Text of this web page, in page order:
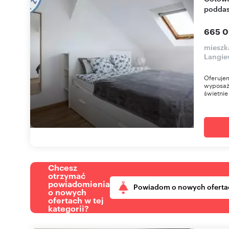
665
Chcesz
otrzymać
powiadomienia
o nowych
ofertach w tej
kategorii?
Powiadom o nowych